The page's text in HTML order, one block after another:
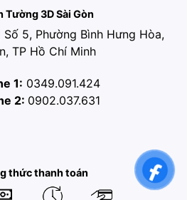
Tường 3D Sài Gòn
5, Phường Bình Hưng Hòa,
TP Hồ Chí Minh
1: 0349.091.424
2: 0902.037.631
thức thanh toán